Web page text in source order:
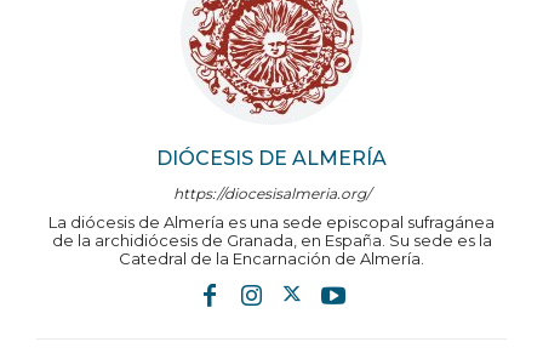
DIÓCESIS DE ALMERÍA
https://diocesisalmeria.org/
La diócesis de Almería es una sede episcopal sufragánea
de la archidiócesis de Granada, en España. Su sede es la
Catedral de la Encarnación de Almería.